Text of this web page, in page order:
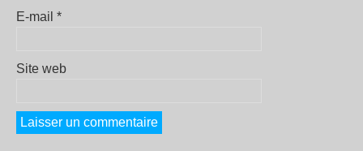
E-mail *
Site web